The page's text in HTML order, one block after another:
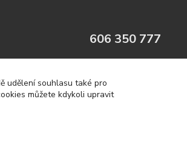
606 350 777
udělení souhlasu také pro
můžete kdykoli upravit